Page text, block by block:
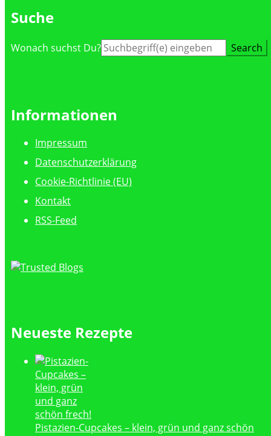
Suche
Suche
Wonach suchst Du?
Informationen
Impressum
Datenschutzerklärung
Cookie-Richtlinie (EU)
Kontakt
RSS-Feed
Neueste Rezepte
Pistazien-Cupcakes – klein, grün und ganz schön